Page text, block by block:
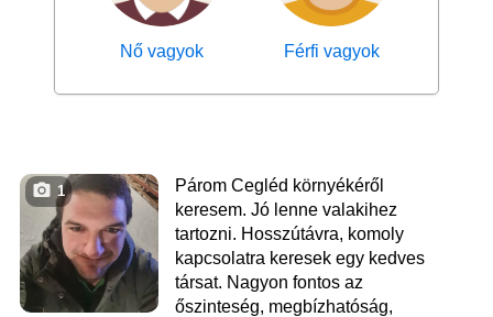
Nő vagyok Férfi vagyok
1
Párom Cegléd környékéről
keresem. Jó lenne valakihez
tartozni. Hosszútávra, komoly
kapcsolatra keresek egy kedves
társat. Nagyon fontos az
őszinteség, megbízhatóság,